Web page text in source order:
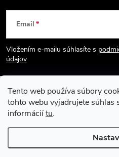
Tento web používa súbory
tohto webu vyjadrujete súhlas
informáciítu.
Z
á
p
ä
Email
Vložením e-mailu súhlasíte s
údajov
Copyright 2026Vodácky obchod